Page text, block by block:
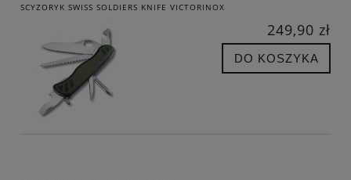
SCYZORYK SWISS SOLDIERS KNIFE VICTORINOX
249,90 zł
DO KOSZYKA